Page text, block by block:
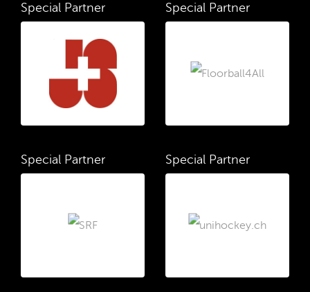
Special Partner Special Partner
Special Partner Special Partner